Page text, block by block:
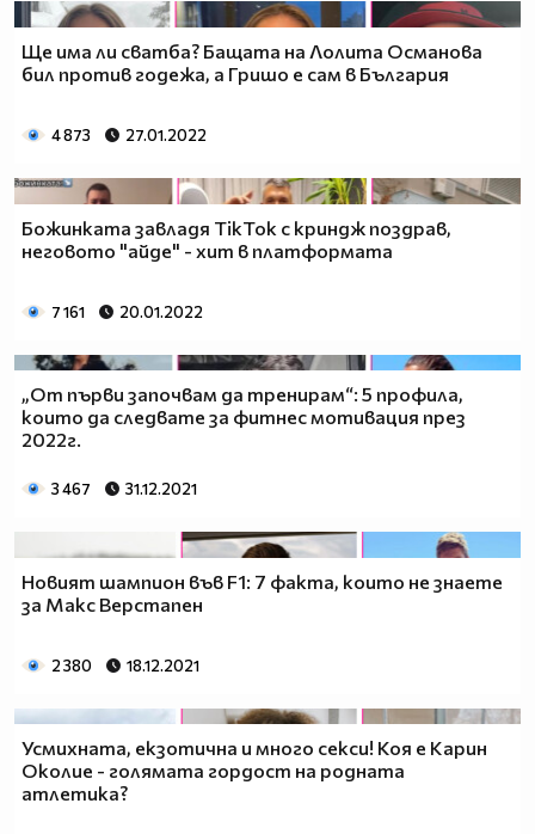
Ще има ли сватба? Бащата на Лолита Османова
бил против годежа, а Гришо е сам в България
4 873 27.01.2022
Божинката завладя TikTok с криндж поздрав,
неговото "айде" - хит в платформата
7 161 20.01.2022
„От първи започвам да тренирам“: 5 профила,
които да следвате за фитнес мотивация през
2022г.
3 467 31.12.2021
Новият шампион във F1: 7 факта, които не знаете
за Макс Верстапен
2 380 18.12.2021
Усмихната, екзотична и много секси! Коя е Карин
Околие - голямата гордост на родната
атлетика?